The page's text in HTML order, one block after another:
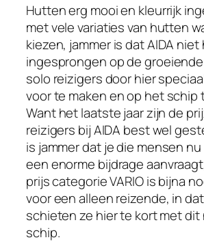
Hutten erg mooi en kleurrijk
met vele variaties van hutten
kiezen, jammer is dat AIDA niet
ingesprongen op de
solo reizigers door hier
voor te maken en op het schip
Want het laatste jaar zijn de
reizigers bij AIDA best wel
is jammer dat je die mensen
een enorme bijdrage
prijs categorie VARIO is bijna
voor een alleen reizende, in
schieten ze hier te kort met dit
schip.